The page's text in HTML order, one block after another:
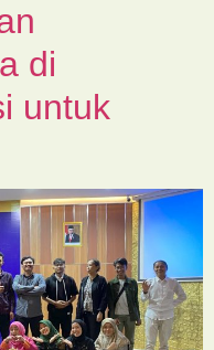
di
untuk